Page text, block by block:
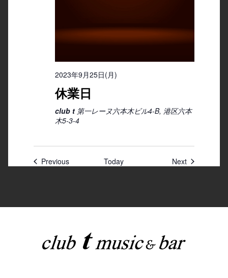
2023年9月25日(月)
休業日
club t 第一レーヌ六本木ビル4-B, 港区六本
木5-3-4
Previous Today Next